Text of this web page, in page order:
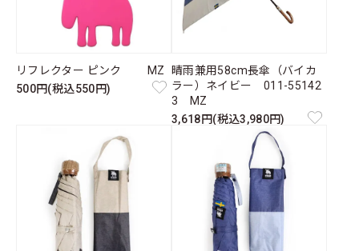
リフレクター ピンク MZ
500円(税込550円)
晴雨兼用58cm長傘（バイカ
ラー）ネイビー 011-55142
3 MZ
3,618円(税込3,980円)